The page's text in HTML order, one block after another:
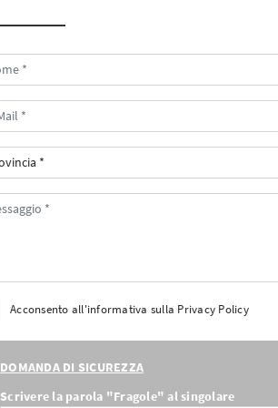
Acconsento all'informativa sulla Privacy Policy
DOMANDA DI SICUREZZA
Scrivere la parola "Fragole" al singolare